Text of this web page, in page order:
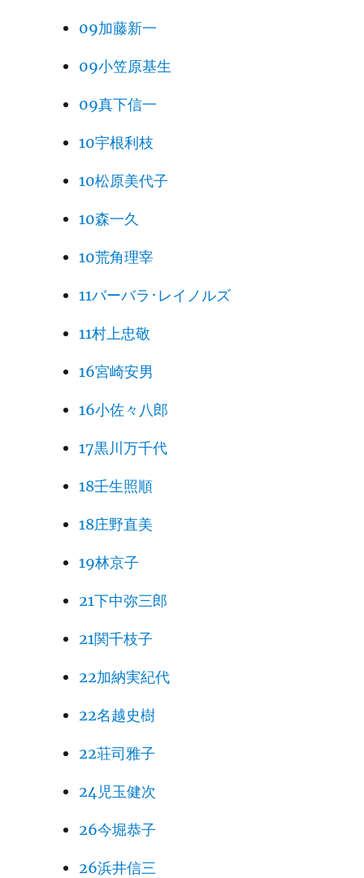
09加藤新一
09小笠原基生
09真下信一
10宇根利枝
10松原美代子
10森一久
10荒角理宰
11バーバラ･レイノルズ
11村上忠敬
16宮崎安男
16小佐々八郎
17黒川万千代
18壬生照順
18庄野直美
19林京子
21下中弥三郎
21関千枝子
22加納実紀代
22名越史樹
22荘司雅子
24児玉健次
26今堀恭子
26浜井信三